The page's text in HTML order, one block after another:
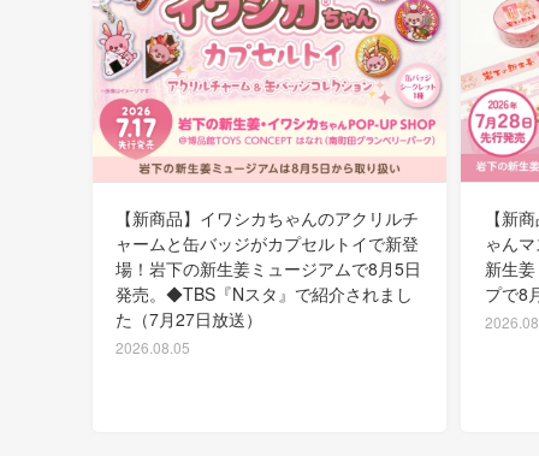
【新商品】イワシカちゃんのアクリルチ
ャームと缶バッジがカプセルトイで新登
場！岩下の新生姜ミュージアムで8月5日
発売。◆TBS『Nスタ』で紹介されまし
た（7月27日放送）
2026.08.05
【新
ゃん
新生
プで8